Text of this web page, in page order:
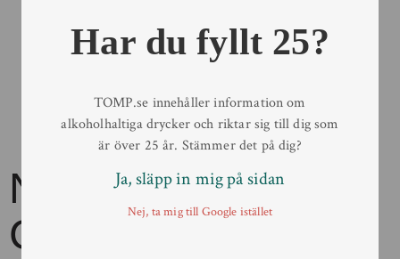
NADA Barbaresco
Casot DOCG
Har du fyllt 25?
TOMP.se innehåller information om
alkoholhaltiga drycker och riktar sig till dig som
är över 25 år. Stämmer det på dig?
Ja, släpp in mig på sidan
Nej, ta mig till Google istället